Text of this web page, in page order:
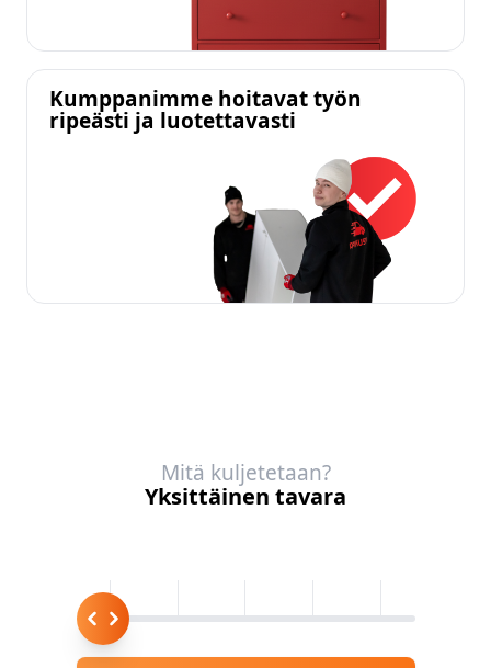
Kumppanimme hoitavat työn
ripeästi ja luotettavasti
Mitä kuljetetaan?
Yksittäinen tavara